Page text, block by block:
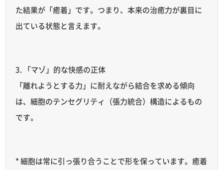
た結果が「癒着」です。つまり、本来の治癒力が裏目に
出ている状態と言えます。
3. 「マゾ」的な快感の正体
「離れようとする力」に耐えながら結合を求める傾向
は、細胞のテンセグリティ（張力統合）構造によるもの
です。
* 細胞は常に引っ張り合うことで形を保っています。癒着